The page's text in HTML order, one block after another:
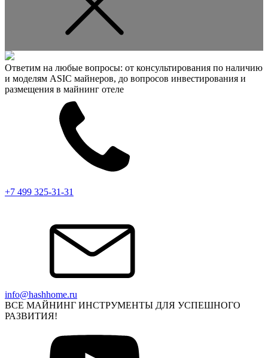
Ответим на любые вопросы: от консультирования по наличию
и моделям ASIC майнеров, до вопросов инвестирования и
размещения в майнинг отеле
+7 499 325-31-31
info@hashhome.ru
ВСЕ МАЙНИНГ ИНСТРУМЕНТЫ ДЛЯ УСПЕШНОГО
РАЗВИТИЯ!